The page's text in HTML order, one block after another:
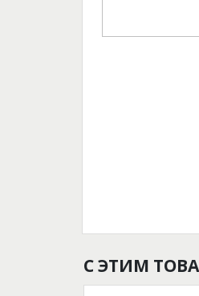
С ЭТИМ